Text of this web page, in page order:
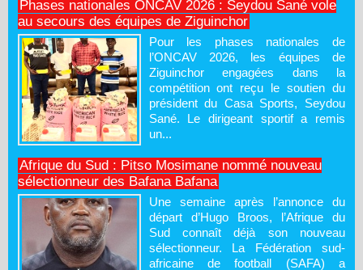
Phases nationales ONCAV 2026 : Seydou Sané vole
au secours des équipes de Ziguinchor
Pour les phases nationales de
l’ONCAV 2026, les équipes de
Ziguinchor engagées dans la
compétition ont reçu le soutien du
président du Casa Sports, Seydou
Sané. Le dirigeant sportif a remis
un...
Afrique du Sud : Pitso Mosimane nommé nouveau
sélectionneur des Bafana Bafana
Une semaine après l’annonce du
départ d’Hugo Broos, l’Afrique du
Sud connaît déjà son nouveau
sélectionneur. La Fédération sud-
africaine de football (SAFA) a